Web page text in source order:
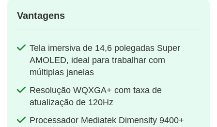
Vantagens
Tela imersiva de 14,6 polegadas Super
AMOLED, ideal para trabalhar com
múltiplas janelas
Resolução WQXGA+ com taxa de
atualização de 120Hz
Processador Mediatek Dimensity 9400+